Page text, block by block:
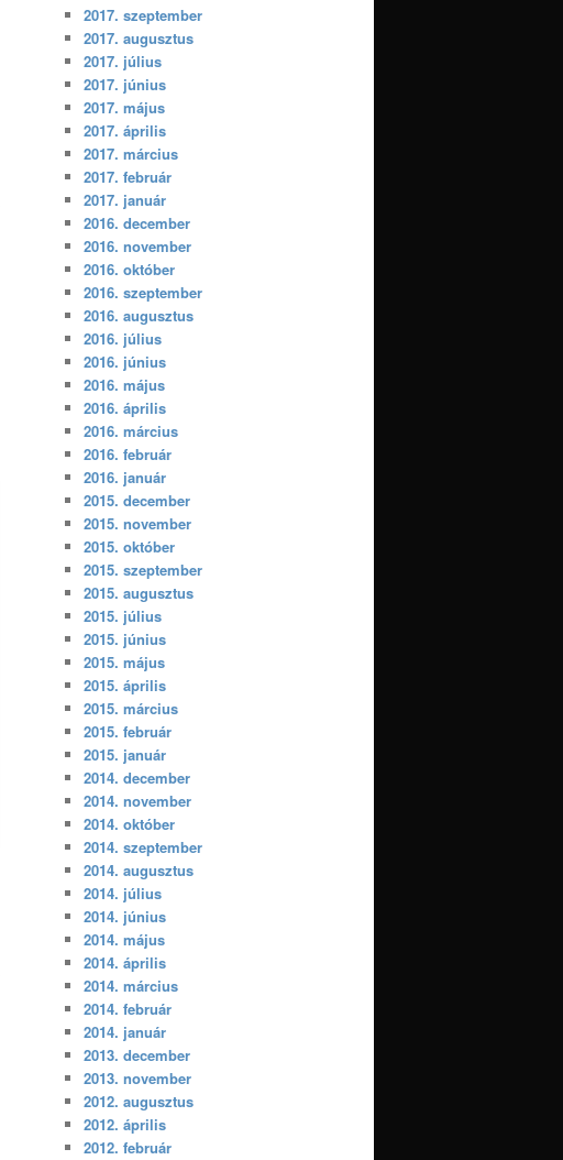
2017. szeptember
2017. augusztus
2017. július
2017. június
2017. május
2017. április
2017. március
2017. február
2017. január
2016. december
2016. november
2016. október
2016. szeptember
2016. augusztus
2016. július
2016. június
2016. május
2016. április
2016. március
2016. február
2016. január
2015. december
2015. november
2015. október
2015. szeptember
2015. augusztus
2015. július
2015. június
2015. május
2015. április
2015. március
2015. február
2015. január
2014. december
2014. november
2014. október
2014. szeptember
2014. augusztus
2014. július
2014. június
2014. május
2014. április
2014. március
2014. február
2014. január
2013. december
2013. november
2012. augusztus
2012. április
2012. február